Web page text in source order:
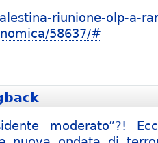
riunione-olp-a-
58637/#
moderato”?!